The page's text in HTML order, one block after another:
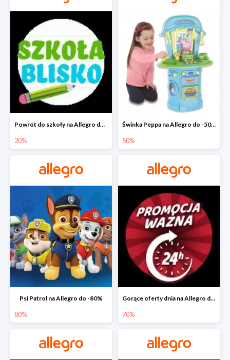
Powrót do szkoły na Allegro do -30%
30%
Świnka Peppa na Allegro do -50%
50%
Psi Patrol na Allegro do -80%
80%
Gorące oferty dnia na Allegro do -50%
70%